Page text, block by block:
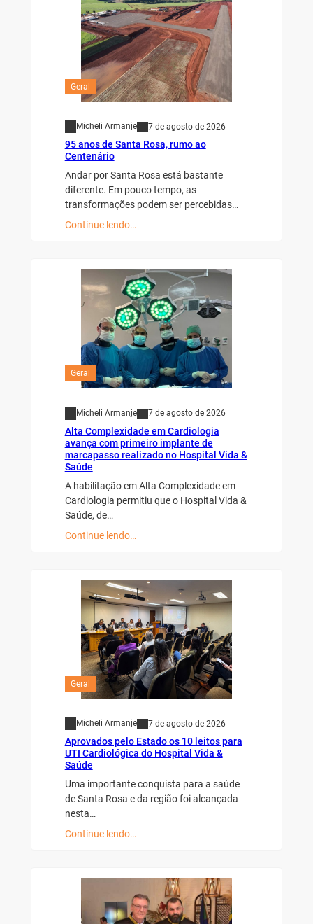
Geral
Micheli Armanje 7 de agosto de 2026
95 anos de Santa Rosa, rumo ao
Centenário
Andar por Santa Rosa está bastante
diferente. Em pouco tempo, as
transformações podem ser percebidas…
Continue lendo…
Geral
Micheli Armanje 7 de agosto de 2026
Alta Complexidade em Cardiologia
avança com primeiro implante de
marcapasso realizado no Hospital Vida &
Saúde
A habilitação em Alta Complexidade em
Cardiologia permitiu que o Hospital Vida &
Saúde, de…
Continue lendo…
Geral
Micheli Armanje 7 de agosto de 2026
Aprovados pelo Estado os 10 leitos para
UTI Cardiológica do Hospital Vida &
Saúde
Uma importante conquista para a saúde
de Santa Rosa e da região foi alcançada
nesta…
Continue lendo…